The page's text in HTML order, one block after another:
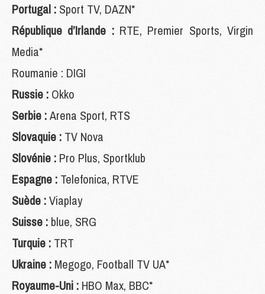
Portugal : Sport TV, DAZN*
République d’Irlande :RTE, Premier Sports, Virgin
Media*
Roumanie : DIGI
Russie : Okko
Serbie :Arena Sport, RTS
Slovaquie : TV Nova
Slovénie : Pro Plus, Sportklub
Espagne : Telefonica, RTVE
Suède :Viaplay
Suisse : blue, SRG
Turquie : TRT
Ukraine : Megogo, Football TV UA*
Royaume-Uni : HBO Max, BBC*